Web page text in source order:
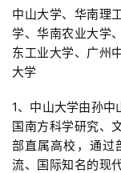
中山大学、华南理
学、华南农业大学
东工业大学、广州
大学
1、中山大学由孙
国南方科学研究、
部直属高校，通过
流、国际知名的现